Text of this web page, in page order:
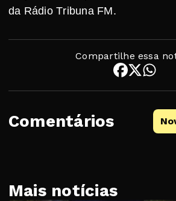
da Rádio Tribuna FM.
Compartilhe essa
Comentários
Mais notícias